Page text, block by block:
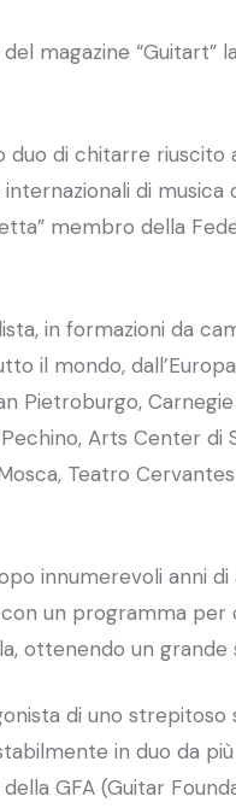
magazine “Guitart”
di chitarre riuscito
di
membro della
in formazioni da
il mondo, dall’Europa
Pietroburgo,
Arts Center di
Teatro
innumerevoli anni
un programma
ottenendo un grande
di uno strepitoso
in duo da
GFA (Guitar